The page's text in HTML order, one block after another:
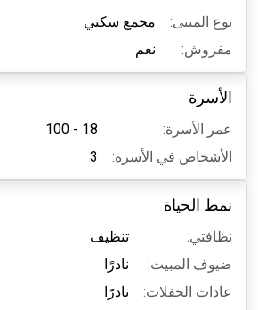
نوع المبنى:
مجمع سكني
مفروش:
نعم
الأسرة
عمر الأسرة:
18 - 100
الأشخاص في الأسرة:
3
نمط الحياة
نظافتي:
تنظيف
ضيوف المبيت:
نادرًا
عادات الحفلات:
نادرًا